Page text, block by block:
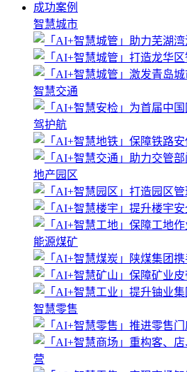
成功案例
智慧城市
智慧交通
地产园区
能源煤矿
智慧零售